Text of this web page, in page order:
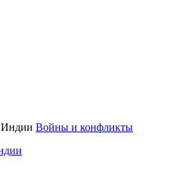
Войны и конфликты